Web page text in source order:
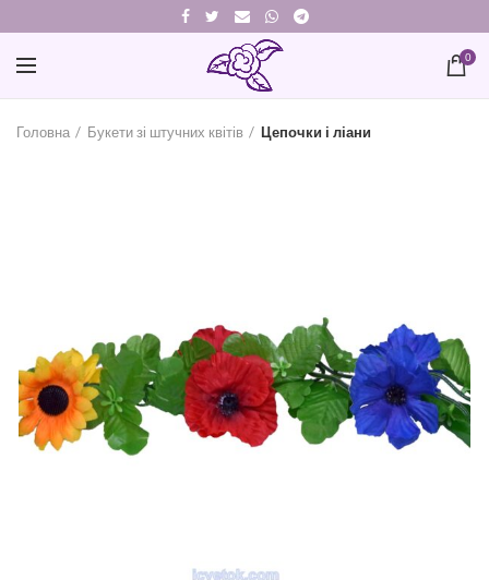
0
Головна Букети зі штучних квітів Цепочки і ліани